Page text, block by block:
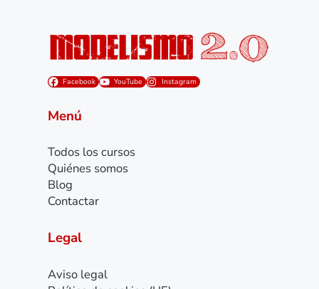
Facebook YouTube Instagram
Menú
Todos los cursos
Quiénes somos
Blog
Contactar
Legal
Aviso legal